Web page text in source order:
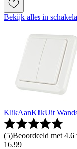
Bekijk alles in
KlikAanKlikUit
(5)Beoordeeld met 4.6
16.99